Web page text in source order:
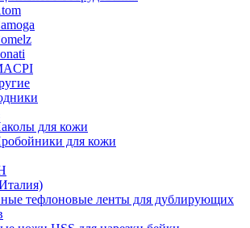
для кожи
для кожи
тефлоновые ленты для дублирующих